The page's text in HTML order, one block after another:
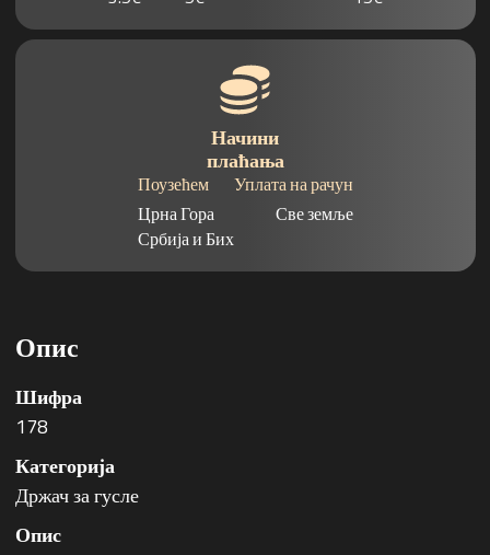
Начини
плаћања
Поузећем
Црна Гора
Србија и Бих
Уплата на рачун
Све земље
Опис
Шифра
178
Категорија
Држач за гусле
Опис